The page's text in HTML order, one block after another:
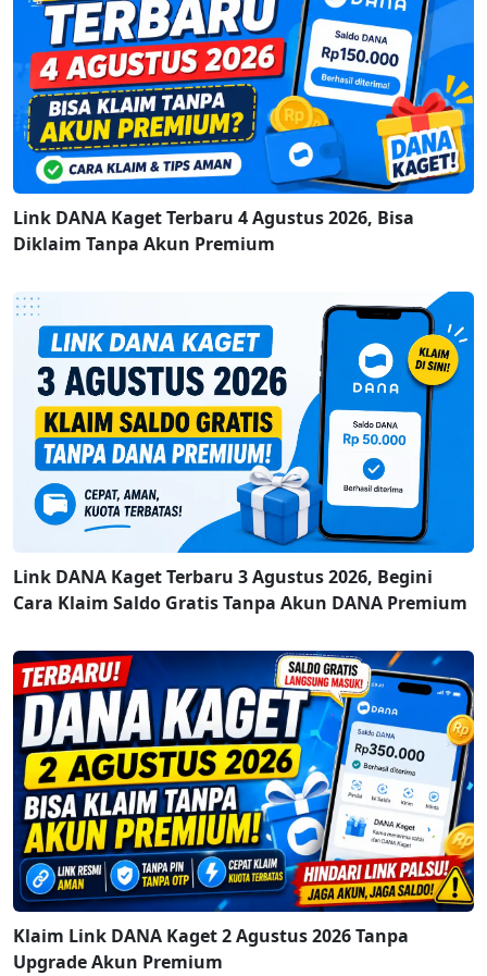
Link DANA Kaget Terbaru 4 Agustus 2026, Bisa
Diklaim Tanpa Akun Premium
Link DANA Kaget Terbaru 3 Agustus 2026, Begini
Cara Klaim Saldo Gratis Tanpa Akun DANA Premium
Klaim Link DANA Kaget 2 Agustus 2026 Tanpa
Upgrade Akun Premium